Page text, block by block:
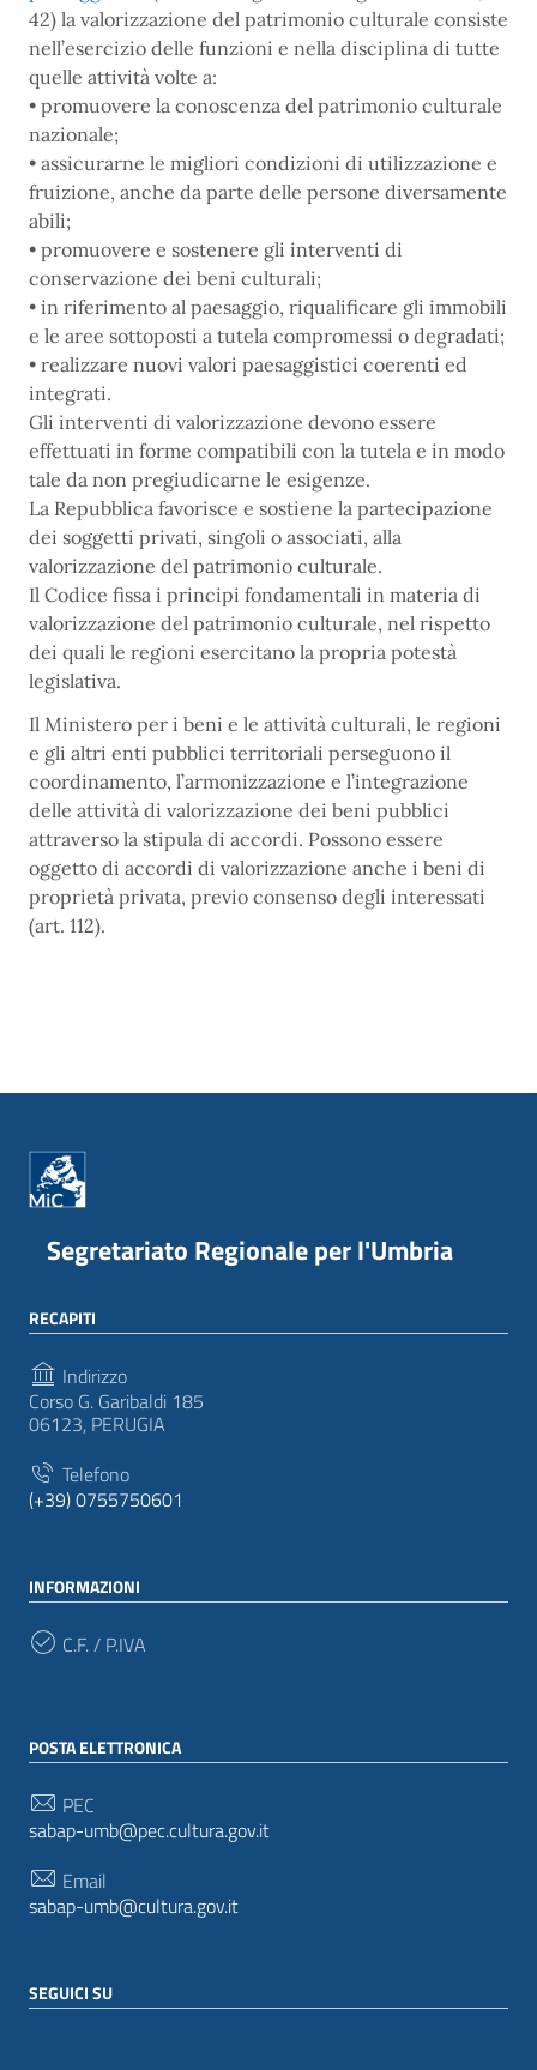
42) la valorizzazione del patrimonio culturale consiste
nell’esercizio delle funzioni e nella disciplina di tutte
quelle attività volte a:
• promuovere la conoscenza del patrimonio culturale
nazionale;
• assicurarne le migliori condizioni di utilizzazione e
fruizione, anche da parte delle persone diversamente
abili;
• promuovere e sostenere gli interventi di
conservazione dei beni culturali;
• in riferimento al paesaggio, riqualificare gli immobili
e le aree sottoposti a tutela compromessi o degradati;
• realizzare nuovi valori paesaggistici coerenti ed
integrati.
Gli interventi di valorizzazione devono essere
effettuati in forme compatibili con la tutela e in modo
tale da non pregiudicarne le esigenze.
La Repubblica favorisce e sostiene la partecipazione
dei soggetti privati, singoli o associati, alla
valorizzazione del patrimonio culturale.
Il Codice fissa i principi fondamentali in materia di
valorizzazione del patrimonio culturale, nel rispetto
dei quali le regioni esercitano la propria potestà
legislativa.
Il Ministero per i beni e le attività culturali, le regioni
e gli altri enti pubblici territoriali perseguono il
coordinamento, l’armonizzazione e l’integrazione
delle attività di valorizzazione dei beni pubblici
attraverso la stipula di accordi. Possono essere
oggetto di accordi di valorizzazione anche i beni di
proprietà privata, previo consenso degli interessati
(art. 112).
Segretariato Regionale per l'Umbria
RECAPITI
Indirizzo
Corso G. Garibaldi 185
06123, PERUGIA
Telefono
(+39) 0755750601
INFORMAZIONI
C.F. / P.IVA
POSTA ELETTRONICA
PEC
sabap-umb@pec.cultura.gov.it
Email
sabap-umb@cultura.gov.it
SEGUICI SU